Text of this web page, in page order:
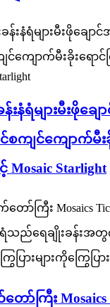
န်းနံရံများမီးဖို
စကျင်ကျောက်မီး
Mosaic Starlight
ော်ကြီး Mosaics